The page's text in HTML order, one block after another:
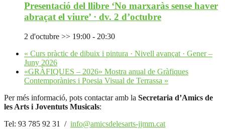
Presentació del llibre ‘No marxaràs sense haver
abraçat el viure’ · dv. 2 d’octubre
2 d'octubre >> 19:00 - 20:30
« Curs pràctic de dibuix i pintura · Nivell avançat · Gener –
Juny 2026
«GRÀFIQUES – 2026» Mostra anual de Gràfiques
Contemporànies i Poesia Visual de Terrassa »
Per més informació, pots contactar amb la Secretaria d’Amics de
les Arts i Joventuts Musicals:
Tel: 93 785 92 31 / info@amicsdelesarts-jjmm.cat